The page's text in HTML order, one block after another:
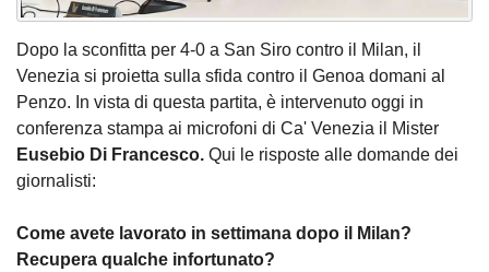
Dopo la sconfitta per 4-0 a San Siro contro il Milan, il
Venezia si proietta sulla sfida contro il Genoa domani al
Penzo. In vista di questa partita, è intervenuto oggi in
conferenza stampa ai microfoni di Ca' Venezia il Mister
Eusebio Di Francesco. Qui le risposte alle domande dei
giornalisti:
Come avete lavorato in settimana dopo il Milan?
Recupera qualche infortunato?